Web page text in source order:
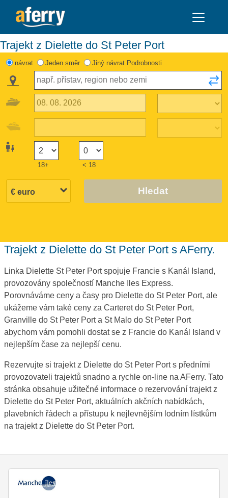
Trajekt z Dielette do St Peter Port
návrat Jeden směr Jiný návrat Podrobnosti
18+ < 18
Hledat
Trajekt z Dielette do St Peter Port s AFerry.
Linka Dielette St Peter Port spojuje Francie s Kanál Island,
provozovány společností Manche Iles Express.
Porovnáváme ceny a časy pro Dielette do St Peter Port, ale
ukážeme vám také ceny za Carteret do St Peter Port,
Granville do St Peter Port a St Malo do St Peter Port
abychom vám pomohli dostat se z Francie do Kanál Island v
nejlepším čase za nejlepší cenu.
Rezervujte si trajekt z Dielette do St Peter Port s předními
provozovateli trajektů snadno a rychle on-line na AFerry. Tato
stránka obsahuje užitečné informace o rezervování trajekt z
Dielette do St Peter Port, aktuálních akčních nabídkách,
plavebních řádech a přístupu k nejlevnějším lodním lístkům
na trajekt z Dielette do St Peter Port.